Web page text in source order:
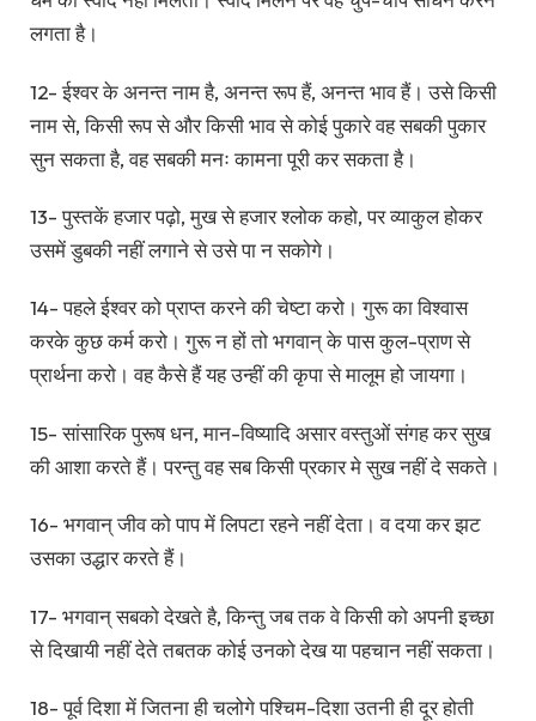
लगता है।
12- ईश्वर के अनन्त नाम है, अनन्त रूप हैं, अनन्त भाव हैं। उसे किसी
नाम से, किसी रूप से और किसी भाव से कोई पुकारे वह सबकी पुकार
सुन सकता है, वह सबकी मनः कामना पूरी कर सकता है।
13- पुस्तकें हजार पढ़ो, मुख से हजार श्लोक कहो, पर व्याकुल होकर
उसमें डुबकी नहीं लगाने से उसे पा न सकोगे।
14- पहले ईश्वर को प्राप्त करने की चेष्टा करो। गुरू का विश्वास
करके कुछ कर्म करो। गुरू न हों तो भगवान् के पास कुल-प्राण से
प्रार्थना करो। वह कैसे हैं यह उन्हीं की कृपा से मालूम हो जायगा।
15- सांसारिक पुरूष धन, मान-विष्यादि असार वस्तुओं संगह कर सुख
की आशा करते हैं। परन्तु वह सब किसी प्रकार मे सुख नहीं दे सकते।
16- भगवान् जीव को पाप में लिपटा रहने नहीं देता। व दया कर झट
उसका उद्धार करते हैं।
17- भगवान् सबको देखते है, किन्तु जब तक वे किसी को अपनी इच्छा
से दिखायी नहीं देते तबतक कोई उनको देख या पहचान नहीं सकता।
18- पूर्व दिशा में जितना ही चलोगे पश्चिम-दिशा उतनी ही दूर होती